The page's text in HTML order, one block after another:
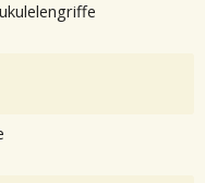
ukulelengriffe